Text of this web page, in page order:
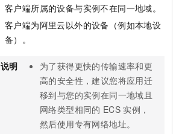
客户端所属的设备与实例不在同一地域。
客户端为阿里云以外的设备（例如本地设
备）。
说明
为了获得更快的传输速率和更
高的安全性，建议您将应用迁
移到与您的实例在同一地域且
网络类型相同的 ECS 实例，
然后使用专有网络地址。